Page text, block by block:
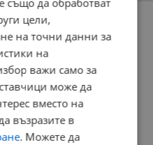
цели,
на точни данни за
на
важи само за
може да
вместо на
възразите в
. Можете да